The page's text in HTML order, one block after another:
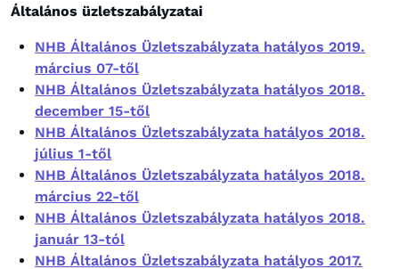
Általános üzletszabályzatai
NHB Általános Üzletszabályzata hatályos 2019.
március 07-től
NHB Általános Üzletszabályzata hatályos 2018.
december 15-től
NHB Általános Üzletszabályzata hatályos 2018.
július 1-től
NHB Általános Üzletszabályzata hatályos 2018.
március 22-től
NHB Általános Üzletszabályzata hatályos 2018.
január 13-tól
NHB Általános Üzletszabályzata hatályos 2017.